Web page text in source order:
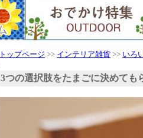
トップページ >> インテリア雑貨 >> いろ
3つの選択肢をたまごに決めても